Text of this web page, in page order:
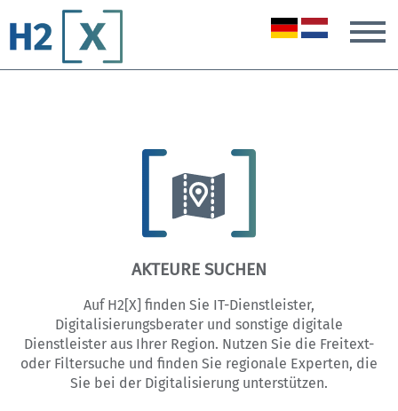
AKTEURE SUCHEN
Auf H2[X] finden Sie IT-Dienstleister,
Digitalisierungsberater und sonstige digitale
Dienstleister aus Ihrer Region. Nutzen Sie die Freitext-
oder Filtersuche und finden Sie regionale Experten, die
Sie bei der Digitalisierung unterstützen.